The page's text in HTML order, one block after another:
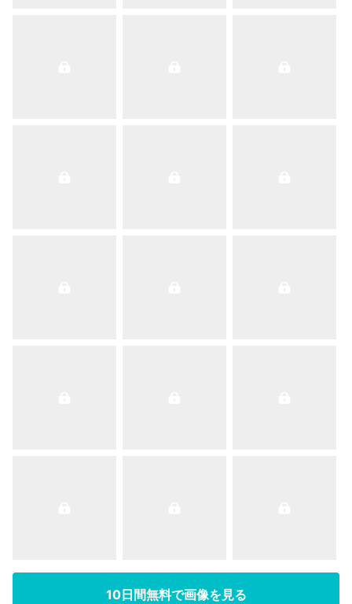
10日間無料で画像を見る